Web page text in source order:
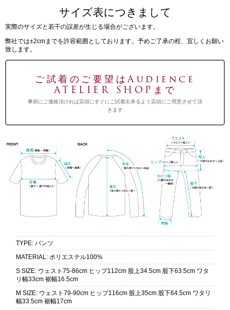
サイズ表につきまして
実際のサイズと若干の誤差が生じる場合がございます。
弊社では±2cmまでを許容範囲としております。予めご了承の程、宜しくお願い
致します。
ご試着のご要望はAudience
ATELIER SHOPまで
事前にご連絡頂ければ店頭にすぐにご試着出来るよう店頭にご用意させて頂
きます
TYPE: パンツ
MATERIAL: ポリエステル100%
S SIZE: ウェスト75-86cm ヒップ112cm 股上34.5cm 股下63.5cm ワタ
リ幅33cm 裾幅16.5cm
M SIZE: ウェスト79-90cm ヒップ116cm 股上35cm 股下64.5cm ワタリ
幅33.5cm 裾幅17cm